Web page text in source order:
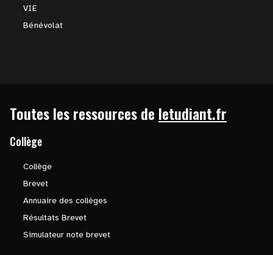
VIE
Bénévolat
Toutes les ressources de letudiant.fr
Collège
Collège
Brevet
Annuaire des collèges
Résultats Brevet
Simulateur note brevet